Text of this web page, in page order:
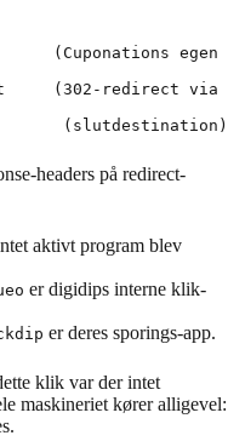
(Cuponations
(302-redirect via
(slutdestination)
headers på redirect-
aktivt program blev
er digidips interne klik-
er deres sporings-app.
klik var der intet
maskineriet kører alligevel: